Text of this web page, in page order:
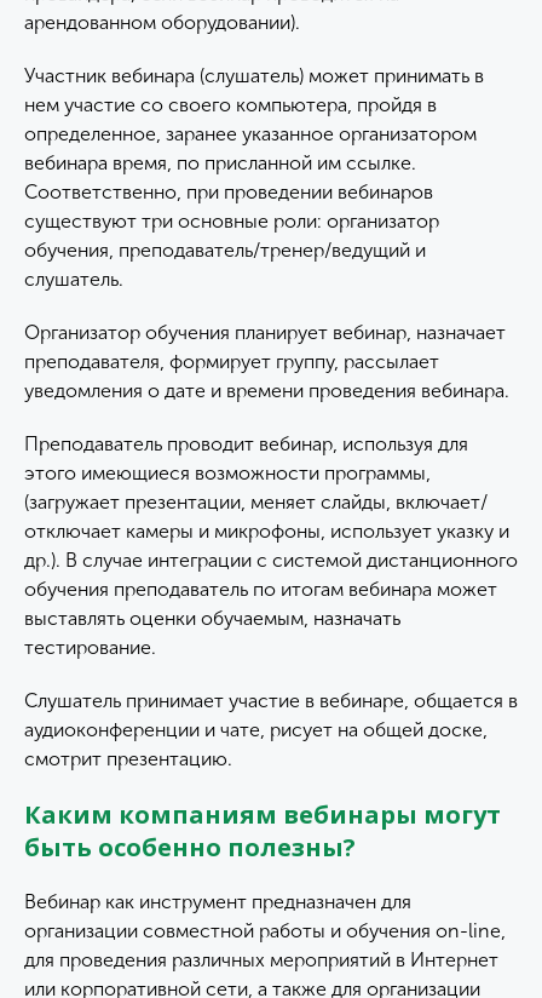
арендованном оборудовании).
Участник вебинара (слушатель) может принимать в
нем участие со своего компьютера, пройдя в
определенное, заранее указанное организатором
вебинара время, по присланной им ссылке.
Соответственно, при проведении вебинаров
существуют три основные роли: организатор
обучения, преподаватель/тренер/ведущий и
слушатель.
Организатор обучения планирует вебинар, назначает
преподавателя, формирует группу, рассылает
уведомления о дате и времени проведения вебинара.
Преподаватель проводит вебинар, используя для
этого имеющиеся возможности программы,
(загружает презентации, меняет слайды, включает/
отключает камеры и микрофоны, использует указку и
др.). В случае интеграции с системой дистанционного
обучения преподаватель по итогам вебинара может
выставлять оценки обучаемым, назначать
тестирование.
Слушатель принимает участие в вебинаре, общается в
аудиоконференции и чате, рисует на общей доске,
смотрит презентацию.
Каким компаниям вебинары могут
быть особенно полезны?
Вебинар как инструмент предназначен для
организации совместной работы и обучения on-line,
для проведения различных мероприятий в Интернет
или корпоративной сети, а также для организации